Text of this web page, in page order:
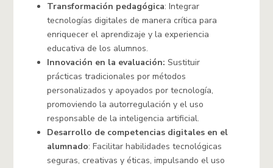
Transformación pedagógica: Integrar
tecnologías digitales de manera crítica para
enriquecer el aprendizaje y la experiencia
educativa de los alumnos.
Innovación en la evaluación: Sustituir
prácticas tradicionales por métodos
personalizados y apoyados por tecnología,
promoviendo la autorregulación y el uso
responsable de la inteligencia artificial.
Desarrollo de competencias digitales en el
alumnado: Facilitar habilidades tecnológicas
seguras, creativas y éticas, impulsando el uso